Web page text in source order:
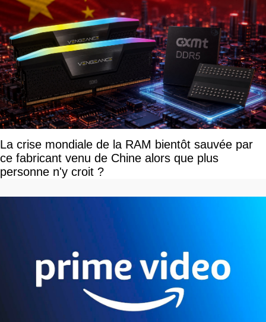
La crise mondiale de la RAM bientôt sauvée par
ce fabricant venu de Chine alors que plus
personne n'y croit ?